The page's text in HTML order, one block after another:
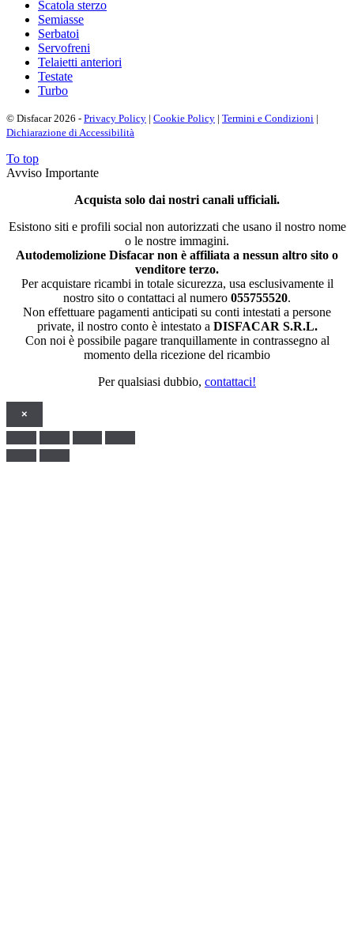
Scatola sterzo
Semiasse
Serbatoi
Servofreni
Telaietti anteriori
Testate
Turbo
© Disfacar 2026 - Privacy Policy | Cookie Policy | Termini e Condizioni |
Dichiarazione di Accessibilità
To top
Avviso Importante
Acquista solo dai nostri canali ufficiali.
Esistono siti e profili social non autorizzati che usano il nostro nome
o le nostre immagini.
Autodemolizione Disfacar non è affiliata a nessun altro sito o
venditore terzo.
Per acquistare ricambi in totale sicurezza, usa esclusivamente il
nostro sito o contattaci al numero 055755520.
Non effettuare pagamenti anticipati su conti intestati a persone
private, il nostro conto è intestato a DISFACAR S.R.L.
Con noi è possibile pagare tranquillamente in contrassegno al
momento della ricezione del ricambio
Per qualsiasi dubbio, contattaci!
×